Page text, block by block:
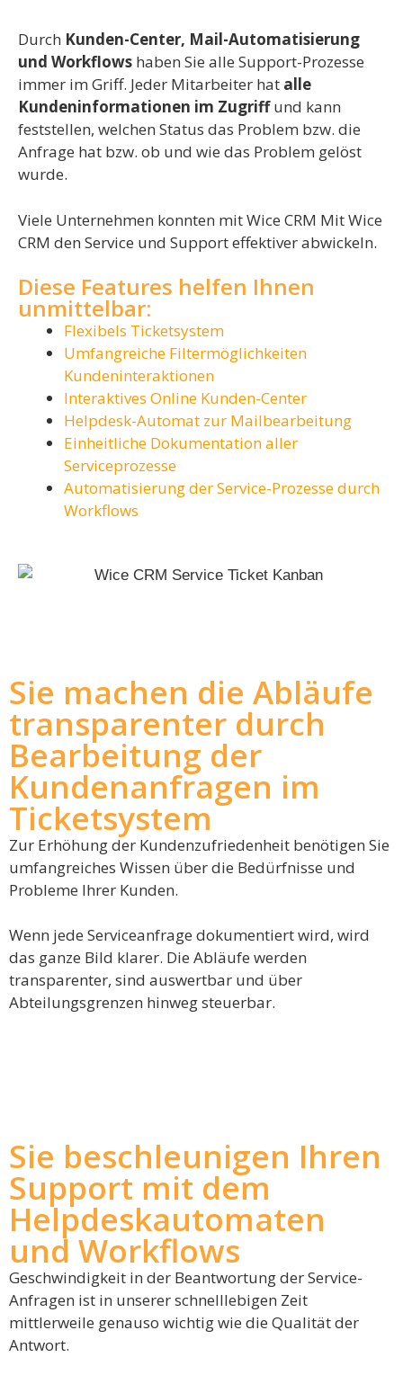
Durch Kunden-Center, Mail-Automatisierung
und Workflows haben Sie alle Support-Prozesse
immer im Griff. Jeder Mitarbeiter hat alle
Kundeninformationen im Zugriffund kann
feststellen, welchen Status das Problem bzw. die
Anfrage hat bzw. ob und wie das Problem gelöst
wurde.
Viele Unternehmen konnten mit Wice CRM Mit Wice
CRM den Service und Support effektiver abwickeln.
Diese Features helfen Ihnen
unmittelbar:
Flexibels Ticketsystem
Umfangreiche Filtermöglichkeiten
Kundeninteraktionen
Interaktives Online Kunden-Center
Helpdesk-Automat zur Mailbearbeitung
Einheitliche Dokumentation aller
Serviceprozesse
Automatisierung der Service-Prozesse durch
Workflows
Sie machen die Abläufe
transparenter durch
Bearbeitung der
Kundenanfragen im
Ticketsystem
Zur Erhöhung der Kundenzufriedenheit benötigen Sie
umfangreiches Wissen über die Bedürfnisse und
Probleme Ihrer Kunden.
Wenn jede Serviceanfrage dokumentiert wird, wird
das ganze Bild klarer. Die Abläufe werden
transparenter, sind auswertbar und über
Abteilungsgrenzen hinweg steuerbar.
Sie beschleunigen Ihren
Support mit dem
Helpdeskautomaten
und Workflows
Geschwindigkeit in der Beantwortung der Service-
Anfragen ist in unserer schnelllebigen Zeit
mittlerweile genauso wichtig wie die Qualität der
Antwort.